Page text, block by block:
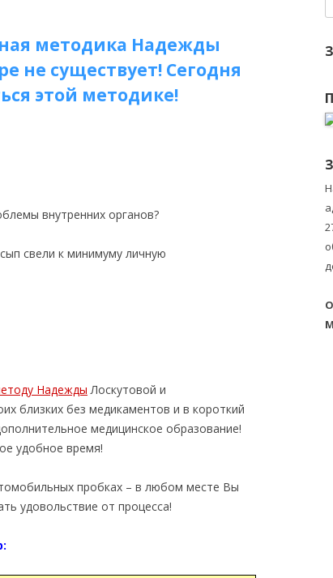
методика Надежды
не существует! Сегодня
этой методике!
внутренних органов?
свели к минимуму личную
Надежды Лоскутовой и
близких без медикаментов и в короткий
медицинское образование!
удобное время!
пробках – в любом месте Вы
удовольствие от процесса!